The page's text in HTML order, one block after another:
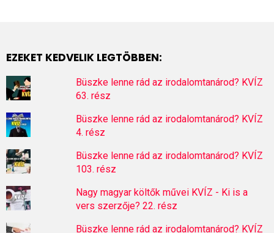
EZEKET KEDVELIK LEGTÖBBEN:
Büszke lenne rád az irodalomtanárod? KVÍZ
63. rész
Büszke lenne rád az irodalomtanárod? KVÍZ
4. rész
Büszke lenne rád az irodalomtanárod? KVÍZ
103. rész
Nagy magyar költők művei KVÍZ - Ki is a
vers szerzője? 22. rész
Büszke lenne rád az irodalomtanárod? KVÍZ